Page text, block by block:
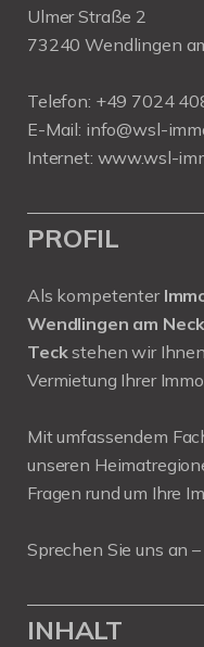
Ulmer Straße 2
73240 Wendlingen
Telefon: +49 7024
E-Mail: info@wsl-
Internet: www.wsl-
PROFIL
Als kompetenter
Wendlingen am
Teckstehen wir
Vermietung Ihrer
Mit umfassendem
unseren
Fragen rund um Ihre
Sprechen Sie uns an
INHALT